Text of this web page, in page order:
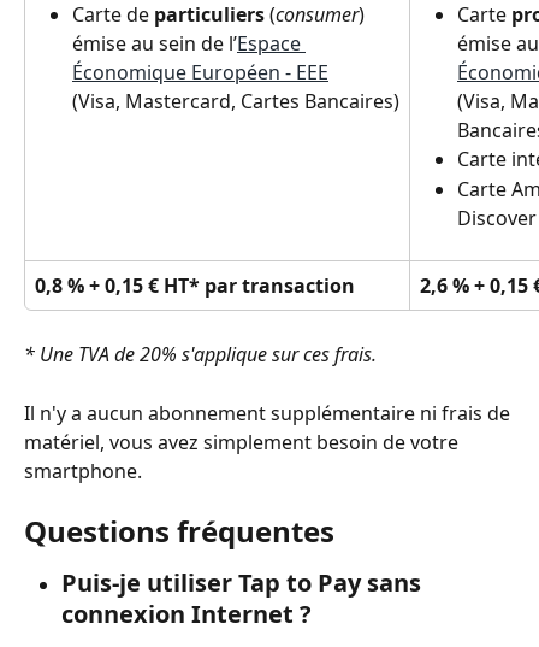
Carte de particuliers (consumer)
émise au sein de l’Espace
Économique Européen - EEE
(Visa, Mastercard, Cartes Bancaires)
Carte
émise
(Visa,
Carte
Carte
Discover
0,8 % + 0,15 € HT* par transaction 2,6 % +
* Une TVA de 20% s'applique sur ces frais.
Il n'y a aucun abonnement supplémentaire ni frais de
matériel, vous avez simplement besoin de votre
smartphone.
Questions fréquentes
Puis-je utiliser Tap to Pay sans
connexion Internet ?